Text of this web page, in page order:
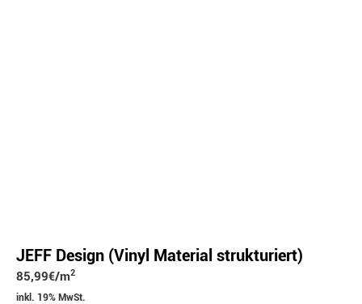
JEFF Design (Vinyl Material strukturiert)
85,99€/m2
inkl. 19% MwSt.